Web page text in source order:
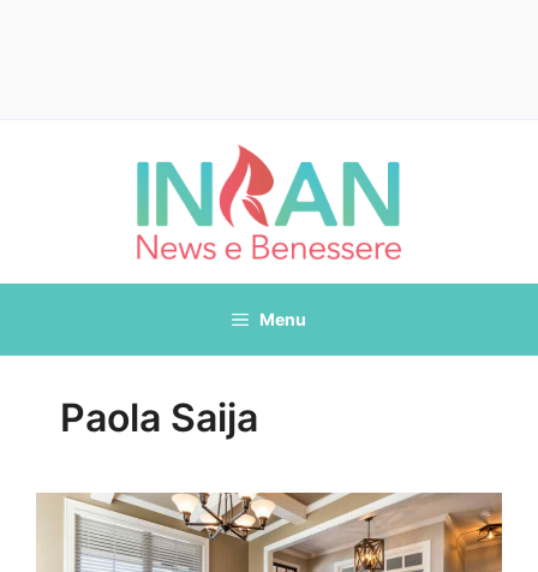
Menu
Paola Saija